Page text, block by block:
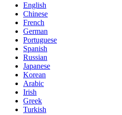
English
Chinese
French
German
Portuguese
Spanish
Russian
Japanese
Korean
Arabic
Irish
Greek
Turkish